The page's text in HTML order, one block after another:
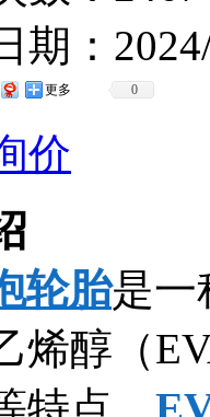
期：
更多 0
价
轮胎是一
烯醇（